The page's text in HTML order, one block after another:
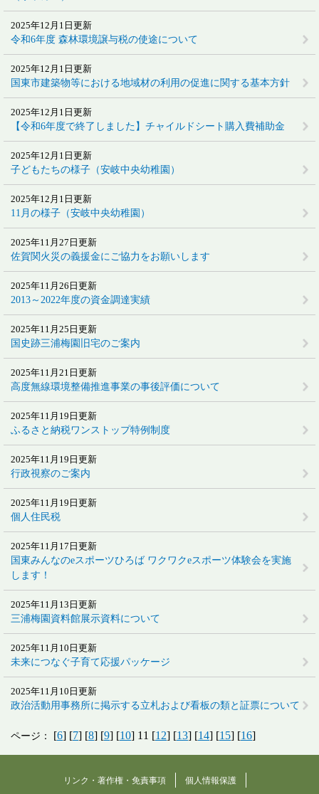
2025年12月1日更新
令和6年度 森林環境譲与税の使途について
2025年12月1日更新
国東市建築物等における地域材の利用の促進に関する基本方針
2025年12月1日更新
【令和6年度で終了しました】チャイルドシート購入費補助金
2025年12月1日更新
子どもたちの様子（安岐中央幼稚園）
2025年12月1日更新
11月の様子（安岐中央幼稚園）
2025年11月27日更新
佐賀関火災の義援金にご協力をお願いします
2025年11月26日更新
2013～2022年度の資金調達実績
2025年11月25日更新
国史跡三浦梅園旧宅のご案内
2025年11月21日更新
高度無線環境整備推進事業の事後評価について
2025年11月19日更新
ふるさと納税ワンストップ特例制度
2025年11月19日更新
行政視察のご案内
2025年11月19日更新
個人住民税
2025年11月17日更新
国東みんなのeスポーツひろば ワクワクeスポーツ体験会を実施
します！
2025年11月13日更新
三浦梅園資料館展示資料について
2025年11月10日更新
未来につなぐ子育て応援パッケージ
2025年11月10日更新
政治活動用事務所に掲示する立札および看板の類と証票について
ページ： [6] [7] [8] [9] [10] 11 [12] [13] [14] [15] [16]
リンク・著作権・免責事項 個人情報保護